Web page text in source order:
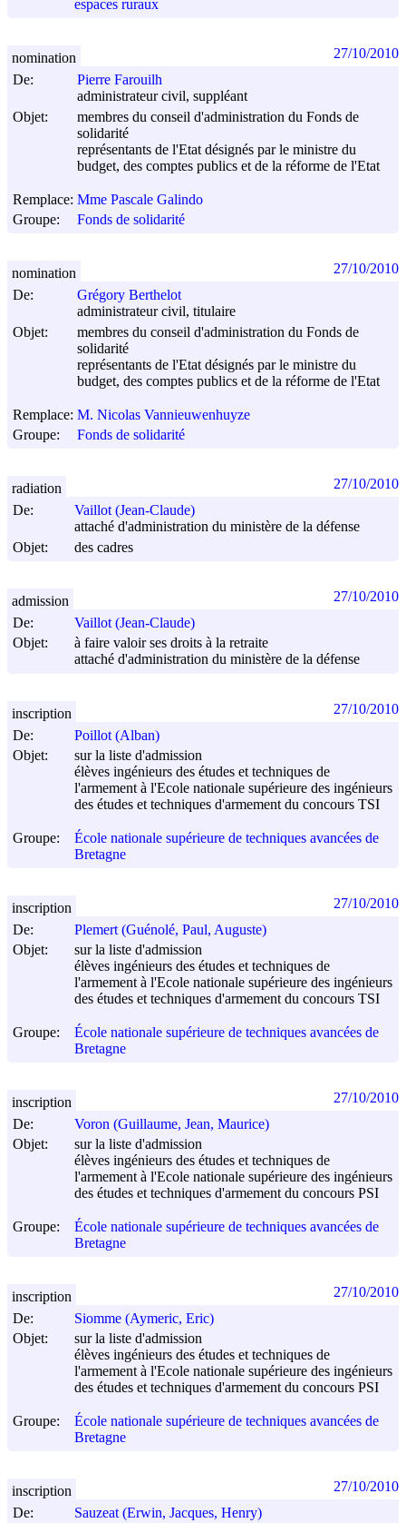
espaces ruraux
De:
Pierre Farouilh
administrateur civil, suppléant
Objet:
membres du conseil d'administration du Fonds de
solidarité
représentants de l'Etat désignés par le ministre du
budget, des comptes publics et de la réforme de l'Etat
Remplace: Mme Pascale Galindo
Groupe:
Fonds de solidarité
nomination 27/10/2010
De:
Grégory Berthelot
administrateur civil, titulaire
Objet:
membres du conseil d'administration du Fonds de
solidarité
représentants de l'Etat désignés par le ministre du
budget, des comptes publics et de la réforme de l'Etat
Remplace: M. Nicolas Vannieuwenhuyze
Groupe:
Fonds de solidarité
nomination 27/10/2010
De:
Vaillot (Jean-Claude)
attaché d'administration du ministère de la défense
Objet:
des cadres
radiation 27/10/2010
De:
Vaillot (Jean-Claude)
Objet:
à faire valoir ses droits à la retraite
attaché d'administration du ministère de la défense
admission 27/10/2010
De:
Poillot (Alban)
Objet:
sur la liste d'admission
élèves ingénieurs des études et techniques de
l'armement à l'Ecole nationale supérieure des ingénieurs
des études et techniques d'armement du concours TSI
Groupe:
École nationale supérieure de techniques avancées de
Bretagne
inscription 27/10/2010
De:
Plemert (Guénolé, Paul, Auguste)
Objet:
sur la liste d'admission
élèves ingénieurs des études et techniques de
l'armement à l'Ecole nationale supérieure des ingénieurs
des études et techniques d'armement du concours TSI
Groupe:
École nationale supérieure de techniques avancées de
Bretagne
inscription 27/10/2010
De:
Voron (Guillaume, Jean, Maurice)
Objet:
sur la liste d'admission
élèves ingénieurs des études et techniques de
l'armement à l'Ecole nationale supérieure des ingénieurs
des études et techniques d'armement du concours PSI
Groupe:
École nationale supérieure de techniques avancées de
Bretagne
inscription 27/10/2010
De:
Siomme (Aymeric, Eric)
Objet:
sur la liste d'admission
élèves ingénieurs des études et techniques de
l'armement à l'Ecole nationale supérieure des ingénieurs
des études et techniques d'armement du concours PSI
Groupe:
École nationale supérieure de techniques avancées de
Bretagne
inscription 27/10/2010
De:
Sauzeat (Erwin, Jacques, Henry)
inscription 27/10/2010